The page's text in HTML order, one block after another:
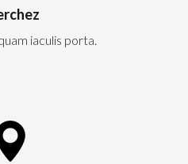
iaculis porta.